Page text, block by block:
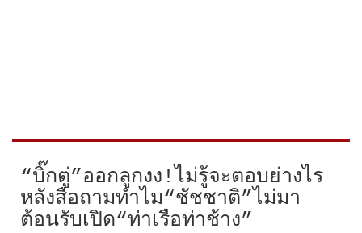
“บิ๊กตู่”ออกลูกงง!ไม่รู้จะตอบย่างไร
หลังสื่อถามทำไม“ชัชชาติ”ไม่มา
ต้อนรับเปิด“ท่าเรือท่าช้าง”